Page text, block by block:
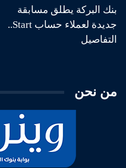
بنك البركة يطلق مسابقة
جديدة لعملاء حساب Start..
التفاصيل
من نحن